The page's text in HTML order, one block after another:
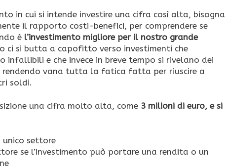
in cui si intende investire una cifra così alta, bisogna
il rapporto costi-benefici, per comprendere se
è l’investimento migliore per il nostro grande
ci si butta a capofitto verso investimenti che
infallibili e che invece in breve tempo si rivelano dei
vana tutta la fatica fatta per riuscire a
soldi.
una cifra molto alta, come3 milioni di euro, e si
unico settore
se l’investimento può portare una rendita o un